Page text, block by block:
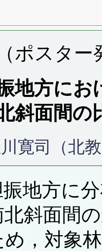
ポスター
地方にお
面間の
寛司（北
地方に
斜面間
，対象